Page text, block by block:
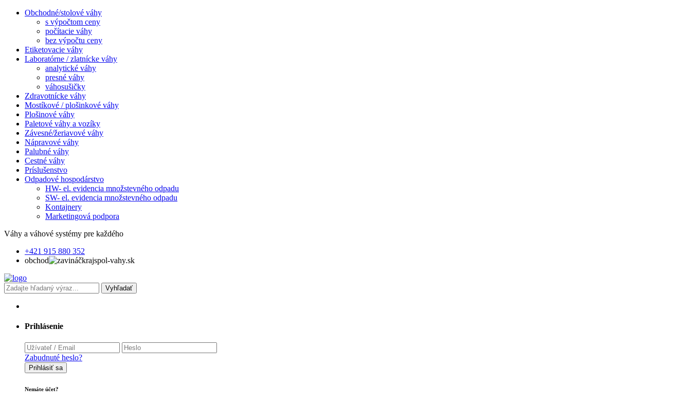
Obchodné/stolové váhy
s výpočtom ceny
počítacie váhy
bez výpočtu ceny
Etiketovacie váhy
Laboratórne / zlatnícke váhy
analytické váhy
presné váhy
váhosušičky
Zdravotnícke váhy
Mostíkové / plošinkové váhy
Plošinové váhy
Paletové váhy a vozíky
Závesné/žeriavové váhy
Nápravové váhy
Palubné váhy
Cestné váhy
Príslušenstvo
Odpadové hospodárstvo
HW- el. evidencia množstevného odpadu
SW- el. evidencia množstevného odpadu
Kontajnery
Marketingová podpora
Váhy a váhové systémy pre každého
+421 915 880 352
obchod
krajspol-vahy.sk
Vyhľadať
Prihlásenie
Zabudnuté heslo?
Prihlásiť sa
Nemáte účet?